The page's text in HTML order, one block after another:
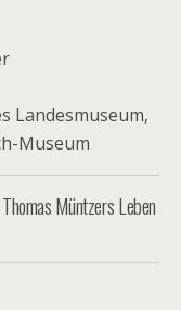
Landesmuseum,
Museum
Müntzers Leben